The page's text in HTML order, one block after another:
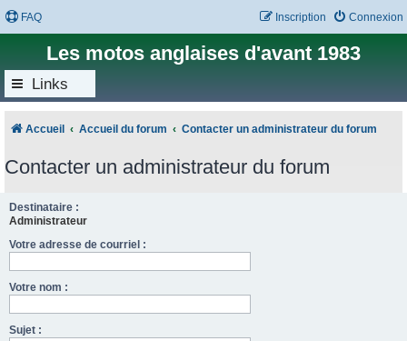
FAQ Connexion
Inscription
Les motos anglaises d'avant 1983
Links
Accueil Accueil du forum Contacter un administrateur du forum
Contacter un administrateur du forum
Destinataire :
Administrateur
Votre adresse de courriel :
Votre nom :
Sujet :